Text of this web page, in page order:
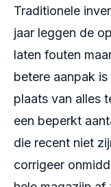
Traditionele
jaar leggen de
laten fouten
betere aanpak
plaats van alles
een beperkt
die recent niet
corrigeer